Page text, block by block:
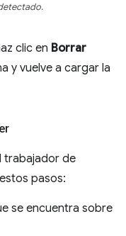
clic en Borrar
y vuelve a cargar la
trabajador de
pasos:
se encuentra sobre